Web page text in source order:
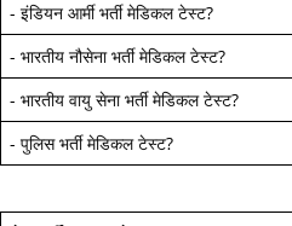
- इंडियन आर्मी भर्ती मेडिकल टेस्ट?
- भारतीय नौसेना भर्ती मेडिकल टेस्ट?
- भारतीय वायु सेना भर्ती मेडिकल टेस्ट?
- पुलिस भर्ती मेडिकल टेस्ट?